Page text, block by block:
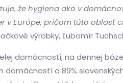
že hygiena ako v
v Európe, pričom túto oblasť
výrobky, Ľubomír
domácnosti, na dennej
domácností a 89%